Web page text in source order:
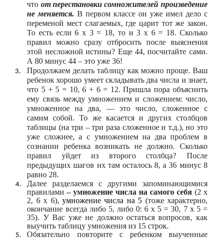
что от перестановки сомножителей произведение
не меняется. В первом классе он уже имел дело с
переменой мест слагаемых, где царит тот же закон.
То есть если 6 х 3 = 18, то и 3 х 6 = 18. Сколько
правил можно сразу отбросить после выяснения
этой несложной истины? Еще 44, посчитайте сами.
А 80 минус 44 – это уже 36!
Продолжаем делать таблицу как можно проще. Ваш
ребенок хорошо умеет складывать два числа и знает,
что 5 + 5 = 10, 6 + 6 = 12. Пришла пора объяснить
ему связь между умножением и сложением: число,
умноженное на два, — это число, сложенное с
самим собой. То же касается и других столбцов
таблицы (на три – три раза сложенное и т.д.), но это
уже сложнее, а с умножением на два проблем в
сознании ребенка возникать не должно. Сколько
правил уйдет из второго столбца? После
предыдущих шагов их там осталось 8, а 36 минус 8
равно 28.
Далее разделаемся с другими запоминающимися
правилами– умножение числа на самого себя(2 х
2, 6 х 6), умножение числа на 5 (тоже характерно,
окончание всегда либо 5, либо 0: 6 х 5 = 30, 7 х 5 =
35). У Вас уже не должно остаться вопросов, как
выучить таблицу умножения из 15 строк.
Обязательно повторите с ребенком выученные